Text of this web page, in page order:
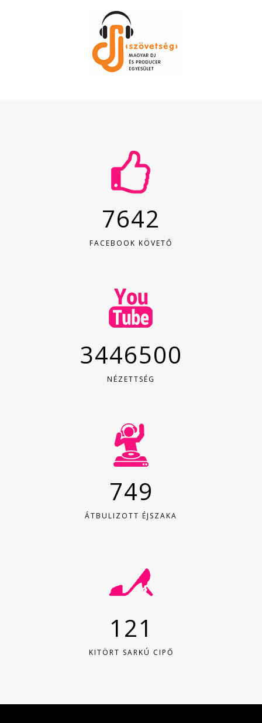
7642
FACEBOOK KÖVETŐ
3446500
NÉZETTSÉG
749
ÁTBULIZOTT ÉJSZAKA
121
KITÖRT SARKÚ CIPŐ